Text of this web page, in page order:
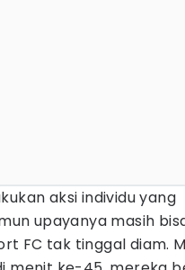
aksi individu yang
upayanya masih
FC tak tinggal diam.